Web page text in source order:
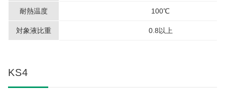
耐熱温度 100℃
対象液比重 0.8以上
KS4